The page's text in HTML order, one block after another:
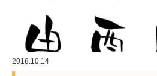
2018.10.14